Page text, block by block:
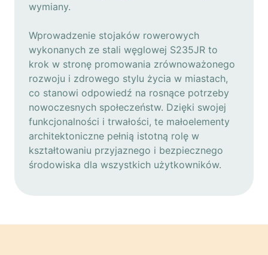
wymiany.
Wprowadzenie stojaków rowerowych
wykonanych ze stali węglowej S235JR to
krok w stronę promowania zrównoważonego
rozwoju i zdrowego stylu życia w miastach,
co stanowi odpowiedź na rosnące potrzeby
nowoczesnych społeczeństw. Dzięki swojej
funkcjonalności i trwałości, te małoelementy
architektoniczne pełnią istotną rolę w
kształtowaniu przyjaznego i bezpiecznego
środowiska dla wszystkich użytkowników.